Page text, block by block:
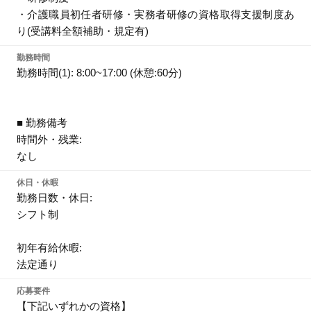
・介護職員初任者研修・実務者研修の資格取得支援制度あ
り(受講料全額補助・規定有)
勤務時間
勤務時間(1): 8:00~17:00 (休憩:60分)
■ 勤務備考
時間外・残業:
なし
休日・休暇
勤務日数・休日:
シフト制
初年有給休暇:
法定通り
応募要件
【下記いずれかの資格】